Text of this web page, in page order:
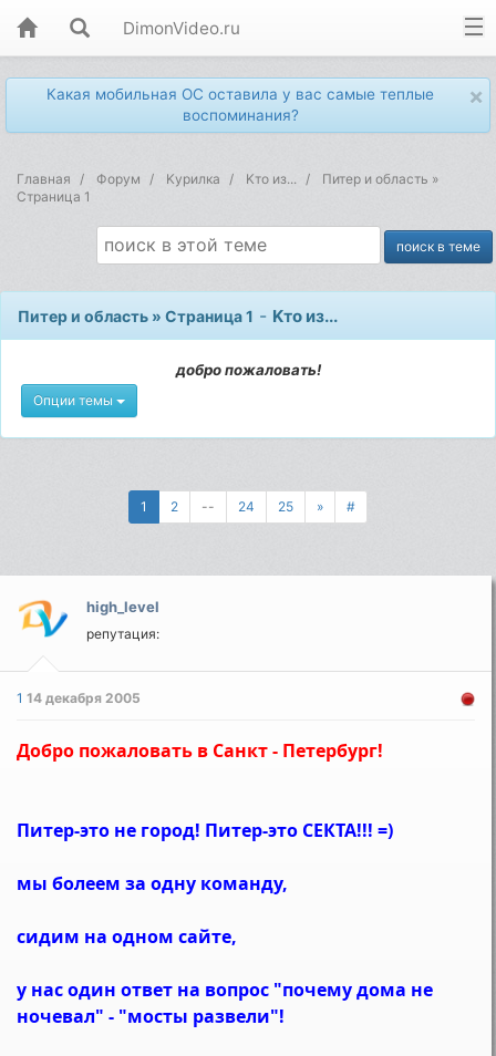
DimonVideo.ru
×
Какая мобильная ОС оставила у вас самые теплые
воспоминания?
Главная Форум Kурилка Kто из...
Питер и область »
Страница 1
Питер и область » Страница 1 - Kто из...
добро пожаловать!
Опции темы
1 2 -- 24 25 » #
high_level
репутация:
114 декабря 2005
Добро пожаловать в Санкт - Петербург!
Питер-это не город! Питер-это СЕКТА!!! =)
мы болеем за одну команду,
сидим на одном сайте,
у нас один ответ на вопрос "почему дома не
ночевал" - "мосты развели"!